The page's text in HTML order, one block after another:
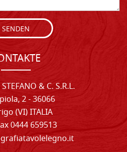
SENDEN
& C. S.R.L.
2 - 36066
(VI) ITALIA
0444 659513